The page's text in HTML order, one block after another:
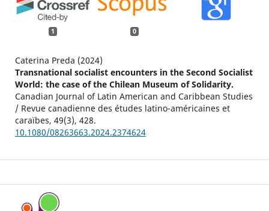
1 0
Caterina Preda (2024)
Transnational socialist encounters in the Second Socialist
World: the case of the Chilean Museum of Solidarity.
Canadian Journal of Latin American and Caribbean Studies
/ Revue canadienne des études latino-américaines et
caraïbes, 49(3), 428.
10.1080/08263663.2024.2374624